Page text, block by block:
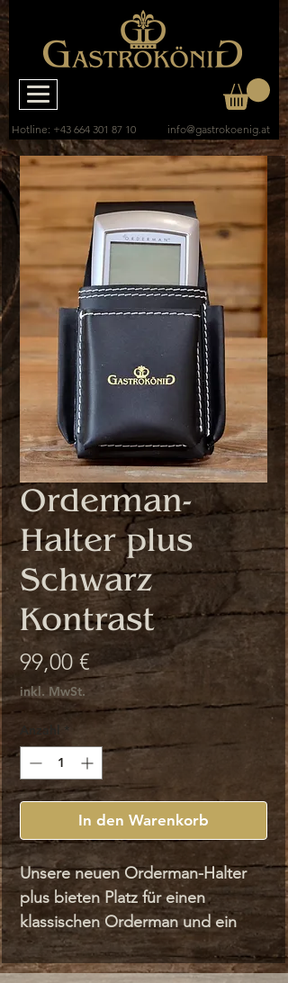
Hotline: +43 664 301 87 10 info@gastrokoenig.at
Orderman-
Halter plus
Schwarz
Kontrast
99,00 € Preis
inkl. MwSt.
*
In den Warenkorb
Unsere neuen Orderman-Halter
plus bieten Platz für einen
klassischen Orderman und ein
kleineres Gerät (z.B. ein kleines
Terminal für Kartenzahlungen).